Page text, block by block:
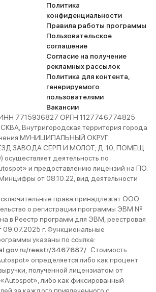
Политика
конфиденциальности
Правила работы программы
Пользовательское
соглашение
Согласие на получение
рекламных рассылок
Политика для контента,
генерируемого
пользователями
Вакансии
7715936827 ОРГН 1127746774825
Внутригородская территория города
МУНИЦИПАЛЬНЫЙ ОКРУГ
ЗАВОДА СЕРП И МОЛОТ, Д. 10, ПОМЕЩ.
деятельность по
и предоставлению лицензий на ПО.
от 08.10.22, вид деятельности
права принадлежат ООО
о регистрации программы ЭВМ №
в Реестр программ для ЭВМ, реестровая
г. Функциональные
указаны по ссылке:
reestr/3467687/ . Стоимость
определяется либо как процент
полученной лицензиатом от
либо как фиксированный